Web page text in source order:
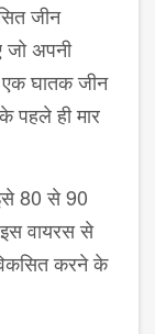
जीन
जो अपनी
एक घातक जीन
पहले ही मार
80 से 90
वायरस से
करने के